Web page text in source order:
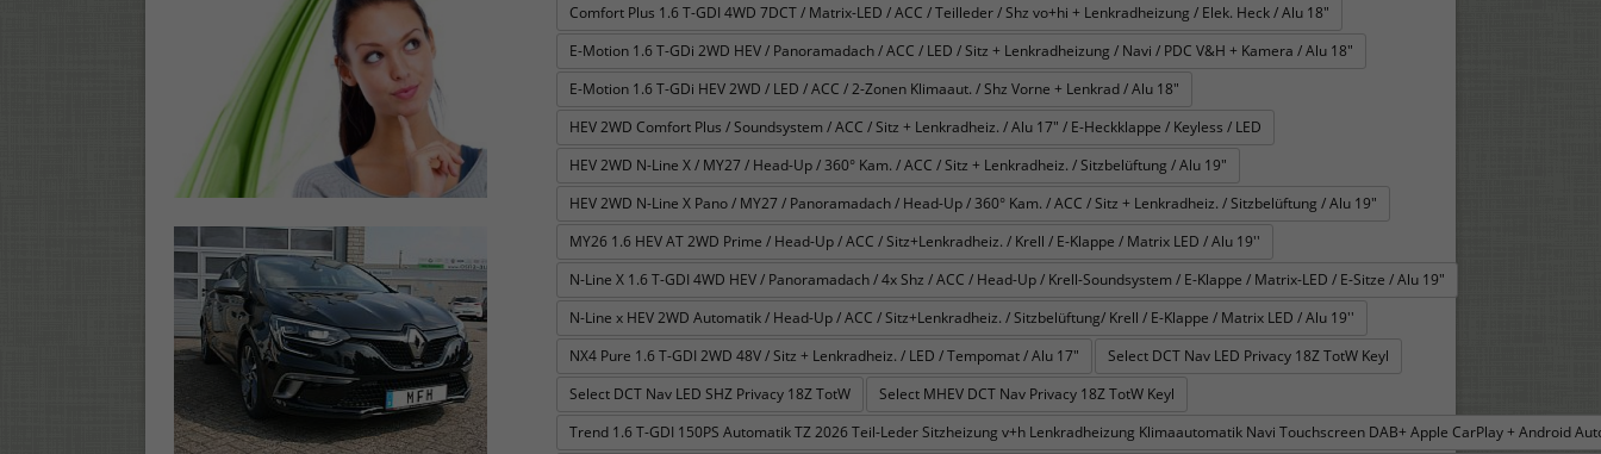
Comfort Plus 1.6 T-GDI 4WD 7DCT / Matrix-LED / ACC / Teilleder / Shz vo+hi + Lenkradheizung / Elek. Heck / Alu 18"
E-Motion 1.6 T-GDi 2WD HEV / Panoramadach / ACC / LED / Sitz + Lenkradheizung / Navi / PDC V&H + Kamera / Alu 18"
E-Motion 1.6 T-GDi HEV 2WD / LED / ACC / 2-Zonen Klimaaut. / Shz Vorne + Lenkrad / Alu 18"
HEV 2WD Comfort Plus / Soundsystem / ACC / Sitz + Lenkradheiz. / Alu 17" / E-Heckklappe / Keyless / LED
HEV 2WD N-Line X / MY27 / Head-Up / 360° Kam. / ACC / Sitz + Lenkradheiz. / Sitzbelüftung / Alu 19"
HEV 2WD N-Line X Pano / MY27 / Panoramadach / Head-Up / 360° Kam. / ACC / Sitz + Lenkradheiz. / Sitzbelüftung / Alu 19"
MY26 1.6 HEV AT 2WD Prime / Head-Up / ACC / Sitz+Lenkradheiz. / Krell / E-Klappe / Matrix LED / Alu 19''
N-Line X 1.6 T-GDI 4WD HEV / Panoramadach / 4x Shz / ACC / Head-Up / Krell-Soundsystem / E-Klappe / Matrix-LED / E-Sitze / Alu 19"
N-Line x HEV 2WD Automatik / Head-Up / ACC / Sitz+Lenkradheiz. / Sitzbelüftung/ Krell / E-Klappe / Matrix LED / Alu 19''
NX4 Pure 1.6 T-GDI 2WD 48V / Sitz + Lenkradheiz. / LED / Tempomat / Alu 17"
Select DCT Nav LED Privacy 18Z TotW Keyl
Select DCT Nav LED SHZ Privacy 18Z TotW
Select MHEV DCT Nav Privacy 18Z TotW Keyl
Trend 1.6 T-GDI 150PS Automatik TZ 2026 Teil-Leder Sitzheizung v+h Lenkradheizung Klimaautomatik Navi Touchscreen DAB+ Apple CarPlay + Android